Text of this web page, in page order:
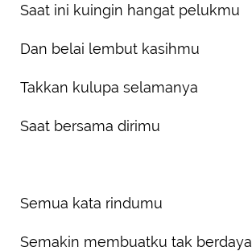
Saat ini kuingin hangat pelukmu
Dan belai lembut kasihmu
Takkan kulupa selamanya
Saat bersama dirimu
Semua kata rindumu
Semakin membuatku tak berdaya